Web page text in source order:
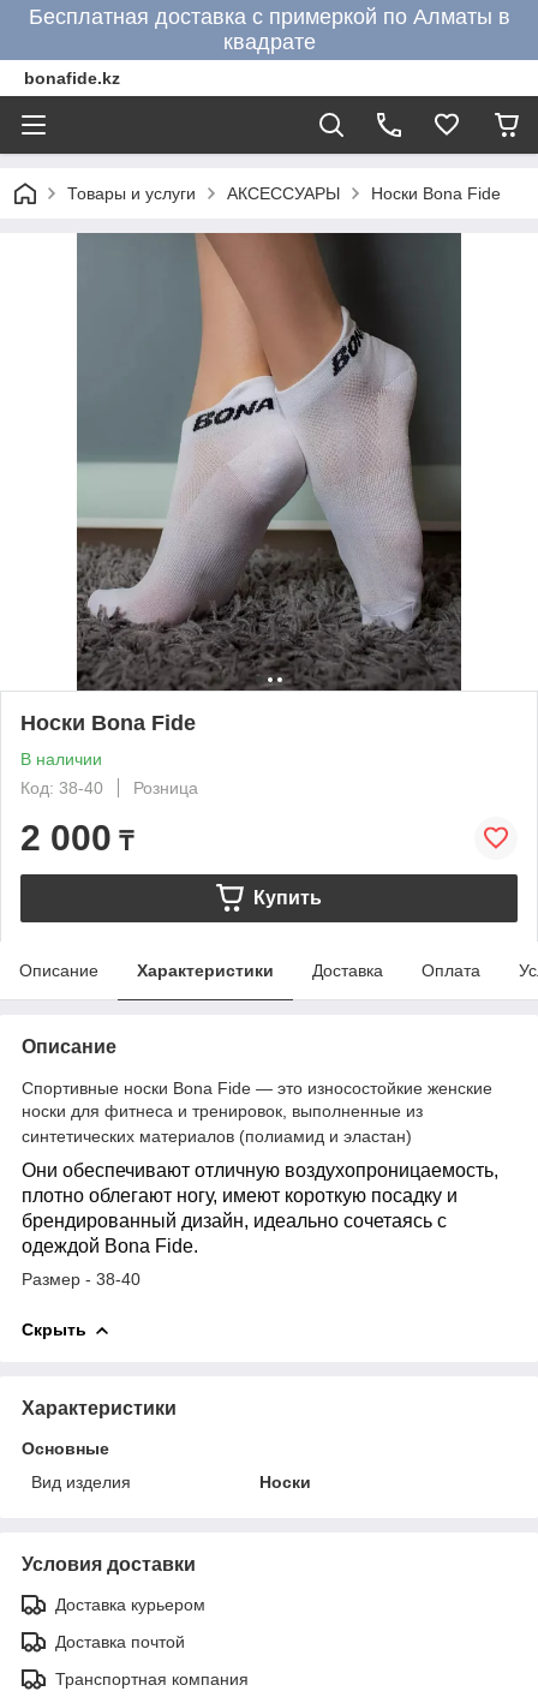
Бесплатная доставка с примеркой по Алматы в
квадрате
bonafide.kz
Товары и услуги АКСЕССУАРЫ Носки Bona Fide
Носки Bona Fide
В наличии
Код: 38-40
Розница
2 000 ₸
Купить
Описание Характеристики Доставка Оплата
Описание
Спортивные носки Bona Fide — это износостойкие женские
носки для фитнеса и тренировок, выполненные из
синтетических материалов (полиамид и эластан)
Они обеспечивают отличную воздухопроницаемость,
плотно облегают ногу, имеют короткую посадку и
брендированный дизайн, идеально сочетаясь с
одеждой Bona Fide.
Размер - 38-40
Скрыть
Характеристики
Основные
Вид изделия
Носки
Условия доставки
Доставка курьером
Доставка почтой
Транспортная компания